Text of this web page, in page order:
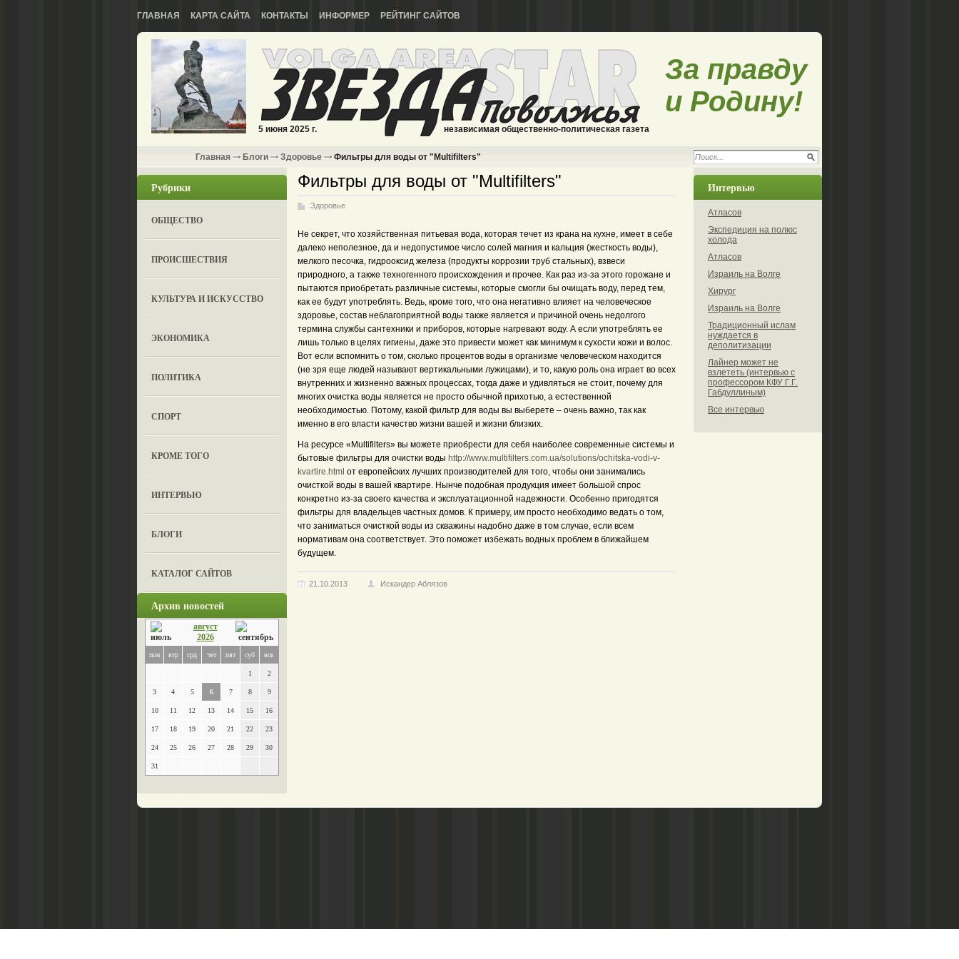
ГЛАВНАЯ КАРТА САЙТА КОНТАКТЫ ИНФОРМЕР РЕЙТИНГ САЙТОВ
5 июня 2025 г. независимая общественно-политическая газета
За правду
и Родину!
Главная Блоги Здоровье Фильтры для воды от "Multifilters"
Рубрики
ОБЩЕСТВО
ПРОИСШЕСТВИЯ
КУЛЬТУРА И ИСКУССТВО
ЭКОНОМИКА
ПОЛИТИКА
СПОРТ
КРОМЕ ТОГО
ИНТЕРВЬЮ
БЛОГИ
КАТАЛОГ САЙТОВ
Архив новостей
август
2026
пон втр срд чет пят суб вск
1 2
3 4 5 6 7 8 9
10 11 12 13 14 15 16
17 18 19 20 21 22 23
24 25 26 27 28 29 30
31
Фильтры для воды от "Multifilters"
Здоровье
Не секрет, что хозяйственная питьевая вода, которая течет из крана на кухне, имеет в себе
далеко неполезное, да и недопустимое число солей магния и кальция (жесткость воды),
мелкого песочка, гидрооксид железа (продукты коррозии труб стальных), взвеси
природного, а также техногенного происхождения и прочее. Как раз из-за этого горожане и
пытаются приобретать различные системы, которые смогли бы очищать воду, перед тем,
как ее будут употреблять. Ведь, кроме того, что она негативно влияет на человеческое
здоровье, состав неблагоприятной воды также является и причиной очень недолгого
термина службы сантехники и приборов, которые нагревают воду. А если употреблять ее
лишь только в целях гигиены, даже это привести может как минимум к сухости кожи и волос.
Вот если вспомнить о том, сколько процентов воды в организме человеческом находится
(не зря еще людей называют вертикальными лужицами), и то, какую роль она играет во всех
внутренних и жизненно важных процессах, тогда даже и удивляться не стоит, почему для
многих очистка воды является не просто обычной прихотью, а естественной
необходимостью. Потому, какой фильтр для воды вы выберете – очень важно, так как
именно в его власти качество жизни вашей и жизни близких.
На ресурсе «Multifilters» вы можете приобрести для себя наиболее современные системы и
бытовые фильтры для очистки воды http://www.multifilters.com.ua/solutions/ochitska-vodi-v-
kvartire.html от европейских лучших производителей для того, чтобы они занимались
очисткой воды в вашей квартире. Нынче подобная продукция имеет большой спрос
конкретно из-за своего качества и эксплуатационной надежности. Особенно пригодятся
фильтры для владельцев частных домов. К примеру, им просто необходимо ведать о том,
что заниматься очисткой воды из скважины надобно даже в том случае, если всем
нормативам она соответствует. Это поможет избежать водных проблем в ближайшем
будущем.
21.10.2013 Искандер Аблязов
Интервью
Атласов
Экспедиция на полюс
холода
Атласов
Израиль на Волге
Хирург
Израиль на Волге
Традиционный ислам
нуждается в
деполитизации
Лайнер может не
взлететь (интервью с
профессором КФУ Г.Г.
Габдуллиным)
Все интервью